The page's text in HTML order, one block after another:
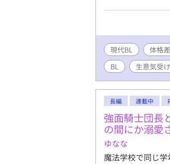
章の最終話には
人、生意気な頑
※別シリーズ『
作は単体で読め
現代BL 体格差
BL
生意気受け
長編 連載中
強面騎士団長
の間にか溺愛
ゆなな
魔法学校で同じ